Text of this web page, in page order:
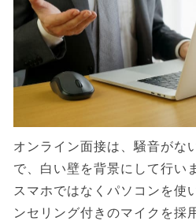
オンライン面接は、騒音がな
で、白い壁を背景にして行い
スマホではなくパソコンを使
ンセリング付きのマイクを採